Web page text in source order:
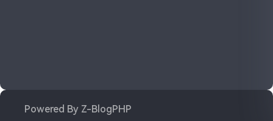
Powered By Z-BlogPHP